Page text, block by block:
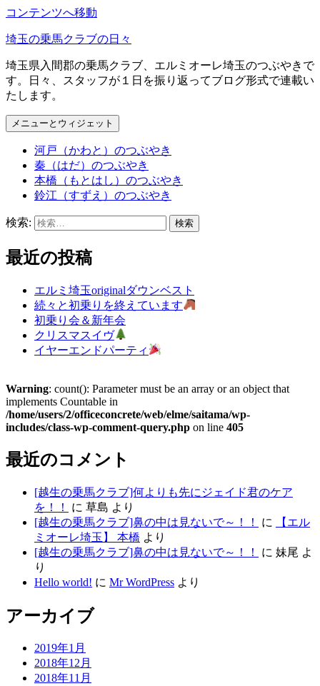
コンテンツへ移動
埼玉の乗馬クラブの日々
埼玉県入間郡の乗馬クラブ、エルミオーレ埼玉のつぶやきで
す。日々、スタッフが１日を振り返ってブログ形式で連載い
たします。
メニューとウィジェット
河戸（かわと）のつぶやき
秦（はだ）のつぶやき
本橋（もとはし）のつぶやき
鈴江（すずえ）のつぶやき
検索:
最近の投稿
エルミ埼玉originalダウンベスト
続々と初乗りを終えています
初乗り会＆新年会
クリスマスイヴ
イヤーエンドパーティ
Warning: count(): Parameter must be an array or an object that
implements Countable in
/home/users/2/officeconcrete/web/elme/saitama/wp-
includes/class-wp-comment-query.php on line 405
最近のコメント
[越生の乗馬クラブ]何よりも先にジェイド君のケア
を！！
に 草島 より
[越生の乗馬クラブ]鼻の中は見ないで～！！
に
【エル
ミオーレ埼玉】 本橋 より
[越生の乗馬クラブ]鼻の中は見ないで～！！
に 妹尾 よ
り
Hello world! に Mr WordPress より
アーカイブ
2019年1月
2018年12月
2018年11月